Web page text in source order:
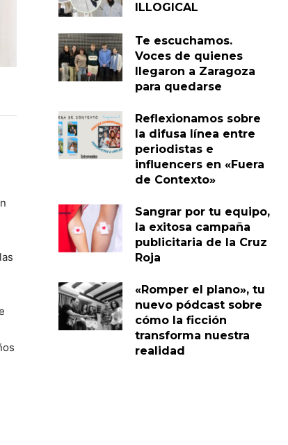
ILLOGICAL
Te escuchamos.
Voces de quienes
llegaron a Zaragoza
para quedarse
Reflexionamos sobre
la difusa línea entre
periodistas e
influencers en «Fuera
de Contexto»
Sangrar por tu equipo,
la exitosa campaña
publicitaria de la Cruz
Roja
«Romper el plano», tu
nuevo pódcast sobre
cómo la ficción
transforma nuestra
realidad